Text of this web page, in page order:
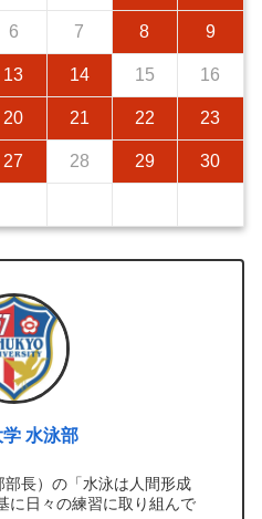
6 7 8 9
13 14 15 16
20 21 22 23
27 28 29 30
水泳部
長）の「水泳は人間形成
に日々の練習に取り組んで